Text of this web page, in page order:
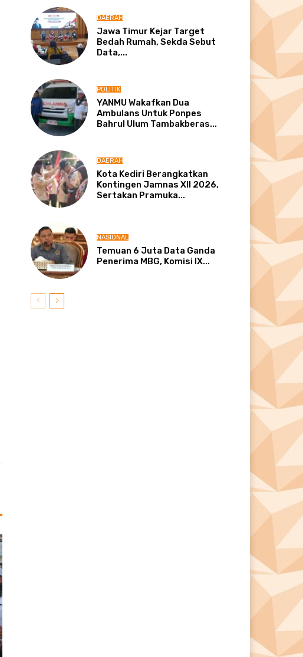
DAERAH
Jawa Timur Kejar Target
Bedah Rumah, Sekda Sebut
Data,...
POLITIK
YANMU Wakafkan Dua
Ambulans Untuk Ponpes
Bahrul Ulum Tambakberas...
DAERAH
Kota Kediri Berangkatkan
Kontingen Jamnas XII 2026,
Sertakan Pramuka...
NASIONAL
Temuan 6 Juta Data Ganda
Penerima MBG, Komisi IX...